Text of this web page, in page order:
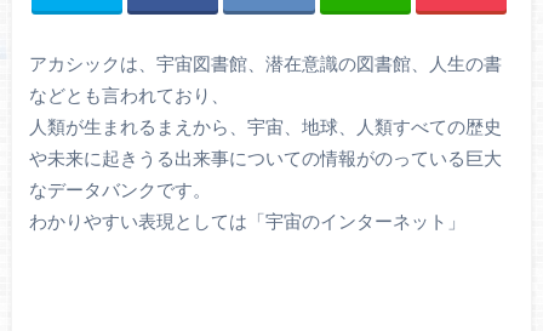
アカシックは、宇宙図書館、潜在意識の図書館、人生の書
などとも言われており、
人類が生まれるまえから、宇宙、地球、人類すべての歴史
や未来に起きうる出来事についての情報がのっている巨大
なデータバンクです。
わかりやすい表現としては「宇宙のインターネット」